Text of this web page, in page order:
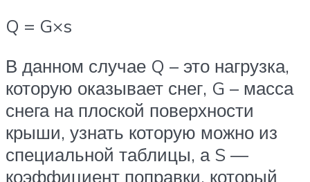
Q = G×s
В данном случае Q – это нагрузка,
которую оказывает снег, G – масса
снега на плоской поверхности
крыши, узнать которую можно из
специальной таблицы, а S —
коэффициент поправки, который